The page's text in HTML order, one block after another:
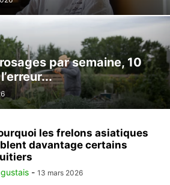
par semaine, 10
les frelons asiatiques
davantage certains
- 13 mars 2026